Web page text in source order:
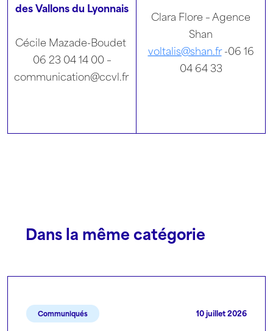
des Vallons du Lyonnais
Cécile Mazade-Boudet
06 23 04 14 00 –
communication@ccvl.fr
Clara Flore – Agence
Shan
voltalis@shan.fr-06 16
04 64 33
Dans la même catégorie
Communiqués 10 juillet 2026